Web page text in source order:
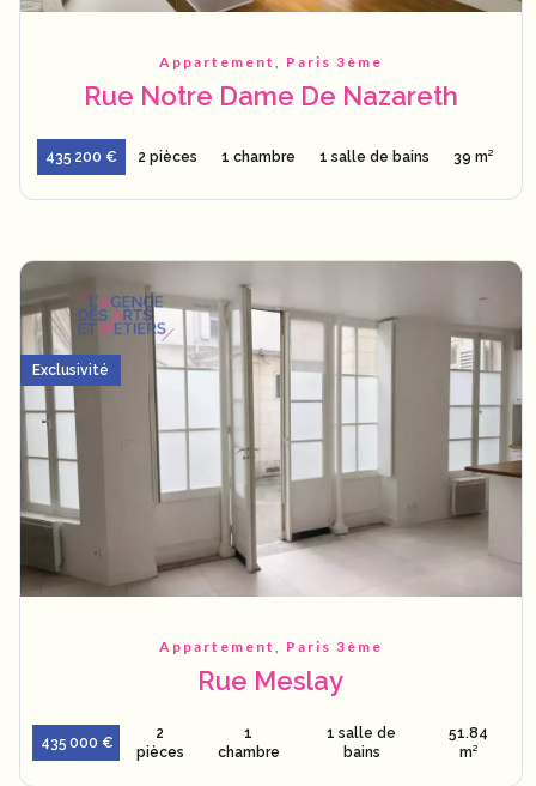
Appartement, Paris 3ème
Rue Notre Dame De Nazareth
435 200 € 2 pièces 1 chambre 1 salle de bains 39 m²
Appartement, Paris 3ème
Rue Meslay
435 000 €
2
pièces
1
chambre
1 salle de
bains
51.84
m²
Exclusivité